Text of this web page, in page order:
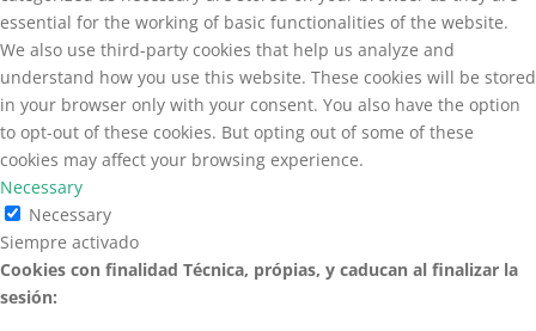
essential for the working of basic functionalities of the website.
We also use third-party cookies that help us analyze and
understand how you use this website. These cookies will be stored
in your browser only with your consent. You also have the option
to opt-out of these cookies. But opting out of some of these
cookies may affect your browsing experience.
Necessary
Necessary
Siempre activado
Cookies con finalidad Técnica, própias, y caducan al finalizar la
sesión: